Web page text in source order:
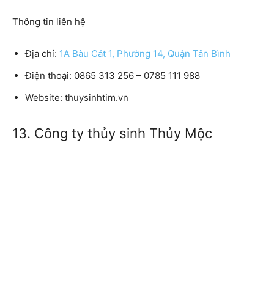
Thông tin liên hệ
Địa chỉ: 1A Bàu Cát 1, Phường 14, Quận Tân Bình
Điện thoại: 0865 313 256 – 0785 111 988
Website: thuysinhtim.vn
13. Công ty thủy sinh Thủy Mộc